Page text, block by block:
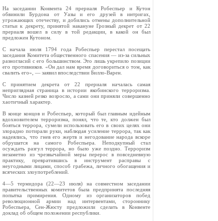
На заседании Конвента 24 прериаля Робеспьер и Кутон
обвинили Бурдона от Уазы и его друзей в интригах,
угрожающих отечеству, и добились отмены дополнительной
статьи к декрету, принятой накануне Грозный декрет от 22
прериаля вошел в силу в той редакции, в какой он был
предложен Кутоном.
С начала июля 1794 года Робеспьер перестал посещать
заседания Комитета общественного спасения — из‑за сильных
разногласий с его большинством. Это лишь укрепило позиции
его противников. «Он дал нам время договориться о том, как
свалить его», — заявил впоследствии Билло‑Варен.
С принятием декрета от 22 прериаля началась самая
неприглядная страница в истории якобинского терроризма.
Число казней резко возросло, а сами они приняли совершенно
хаотичный характер.
В конце концов и Робеспьер, который был главным идейным
вдохновителем терроризма, понял, что те, кто должен был
бояться террора, сумели использовать его в своих целях они
злорадно потирали руки, наблюдая усиление террора, так как
надеялись, что гнев его жертв и негодование народа вскоре
обрушатся на самого Робеспьера. Неподкупный стал
осуждать разгул террора, но было уже поздно. Терроризм
незаметно из чрезвычайной меры перерос в повседневную
практику, превратившись в инструмент расправы с
неугодными лицами, способ грабежа, личного обогащения и
всяческих злоупотреблений.
4—5 термидора (22—23 июля) на совместном заседании
правительственных комитетов была предпринята последняя
попытка примирения. Одному из организаторов побед
революционной армии над интервентами, стороннику
Робеспьера, Сен‑Жюсту предложили сделать в Конвенте
доклад об общем положении республики.